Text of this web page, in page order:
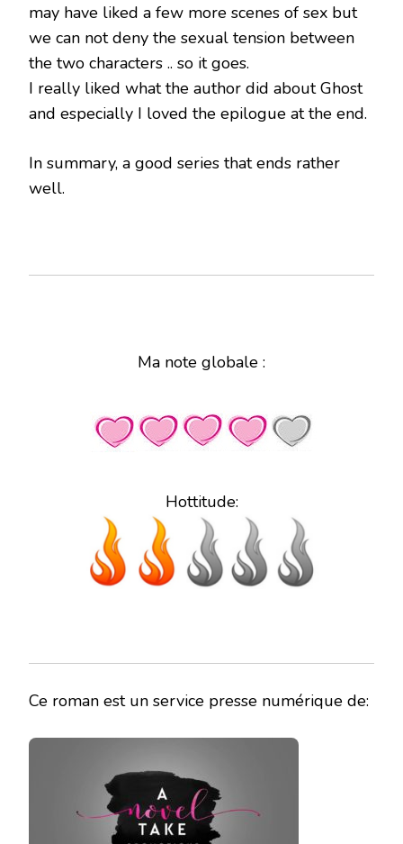
may have liked a few more scenes of sex but
we can not deny the sexual tension between
the two characters .. so it goes.
I really liked what the author did about Ghost
and especially I loved the epilogue at the end.
In summary, a good series that ends rather
well.
Ma note globale :
Hottitude:
Ce roman est un service presse numérique de: